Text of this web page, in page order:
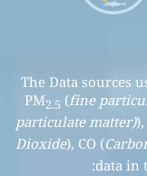
The Data sources
PM2.5(fine
particulate matter)
Dioxide), CO (
data in